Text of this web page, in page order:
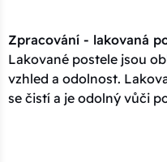
Zpracování - lakovaná
Lakované postele jsou
vzhled a odolnost.
se čistí a je odolný vůči